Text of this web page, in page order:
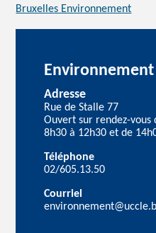
Bruxelles Environnement
Environnement
Adresse
Rue de Stalle 77
Ouvert sur rendez-
8h30 à 12h30 et de
Téléphone
02/605.13.50
Courriel